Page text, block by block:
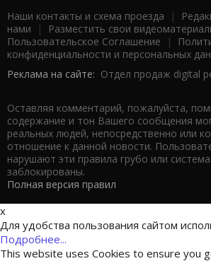
Наши контакты и схема проезда |
нами | Разместить свои
Пользовательское Соглашение |
конфиденциальности и персональных
Реклама на сайте: Отдел продаж digital
Оставляя комментарий, пожалуйста,
содержание и тон Вашего сообщения
реальных людей, непосредственно или
отношение к данной новости.
нарушают эти правила грубо или
заблокированы.
Полная версия правил
x
Для удобства пользования сайтом
Подробнее...
This website uses Cookies to ensure you